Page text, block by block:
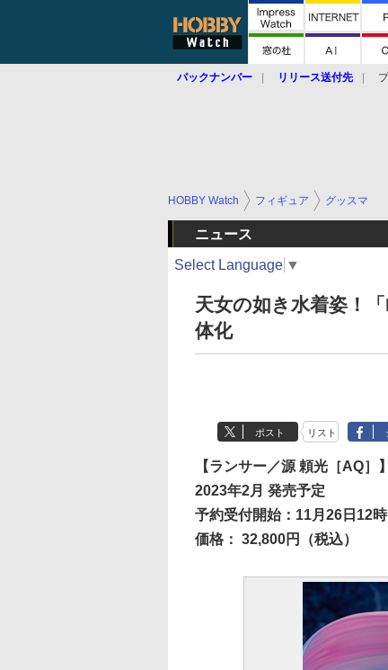
バックナンバー リリース送付先
HOBBY Watch フィギュア グッスマ
ニュース
Select Language ▼
天女の如き水着姿！
体化
ポスト リスト
【ランサー／源 頼光［AQ］】
2023年2月 発売予定
予約受付開始：11月26日12時
価格： 32,800円（税込）